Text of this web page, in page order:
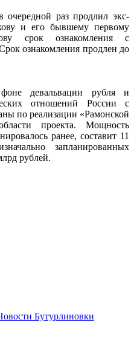
раз продлил экс-
и его бывшему первому
срок ознакомления с
ознакомления продлен до
девальвации рубля и
отношений России с
по реализации «Рамонской
проекта. Мощность
ранее, составит 11
запланированных
рублей.
Бутурлиновки